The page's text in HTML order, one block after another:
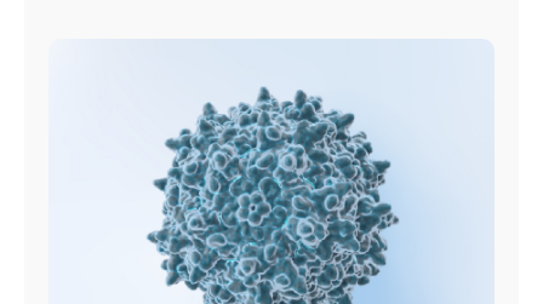
50,000건 이상의 성공적인 프로젝트 수행 실적으로 검증된 100개